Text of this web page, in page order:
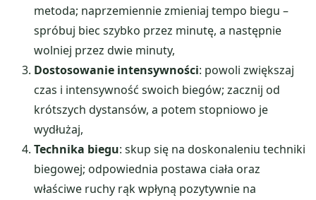
metoda; naprzemiennie zmieniaj tempo biegu –
spróbuj biec szybko przez minutę, a następnie
wolniej przez dwie minuty,
Dostosowanie intensywności: powoli zwiększaj
czas i intensywność swoich biegów; zacznij od
krótszych dystansów, a potem stopniowo je
wydłużaj,
Technika biegu: skup się na doskonaleniu techniki
biegowej; odpowiednia postawa ciała oraz
właściwe ruchy rąk wpłyną pozytywnie na